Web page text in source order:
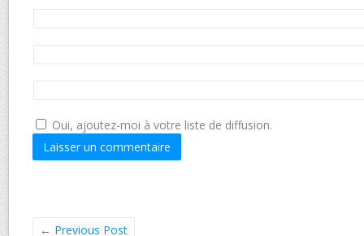
Oui, ajoutez-moi à votre liste de diffusion.
← Previous Post